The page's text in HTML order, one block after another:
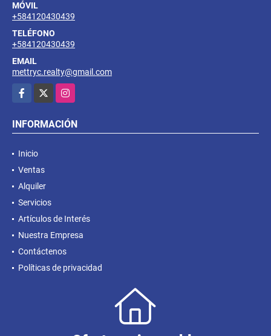
MÓVIL
+584120430439
TELÉFONO
+584120430439
EMAIL
mettryc.realty@gmail.com
Facebook
Instagram
INFORMACIÓN
Inicio
Ventas
Alquiler
Servicios
Artículos de Interés
Nuestra Empresa
Contáctenos
Políticas de privacidad